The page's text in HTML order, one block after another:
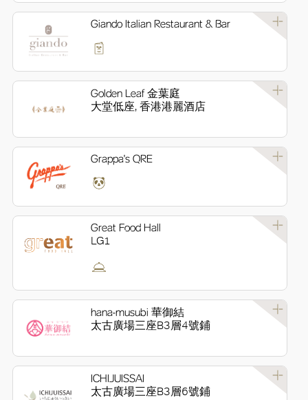
Giando Italian Restaurant & Bar
Golden Leaf 金葉庭
大堂低座, 香港港麗酒店
Grappa's QRE
Great Food Hall
LG1
hana-musubi 華御結
太古廣場三座B3層4號鋪
ICHIJUISSAI
太古廣場三座B3層6號鋪